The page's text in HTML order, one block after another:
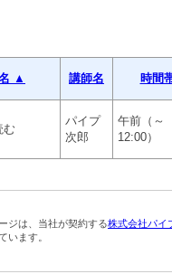
▲ 講師名 時間
む
パイプ
次郎
午前（～
12:00）
ジは、当社が契約する株式会社パイ
います。